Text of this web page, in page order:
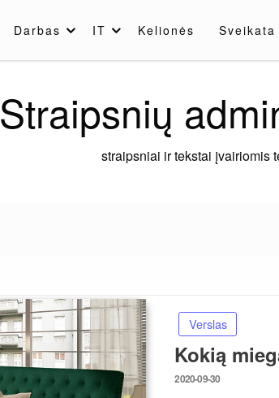
Darbas IT Kelionės
Straipsnių
straipsniai ir tekstai įvairiomis
Verslas
Kokią
Posted
2020-09-30